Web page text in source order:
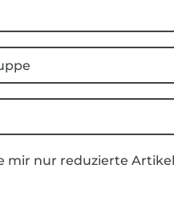
mir nur reduzierte Artikel